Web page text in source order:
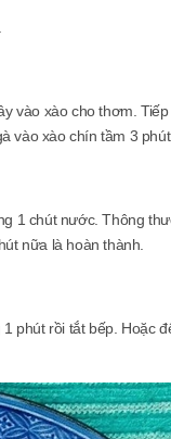
vào xào cho thơm.
vào xào chín tầm 3 phút.
1 chút nước. Thông
nữa là hoàn thành.
phút rồi tắt bếp. Hoặc